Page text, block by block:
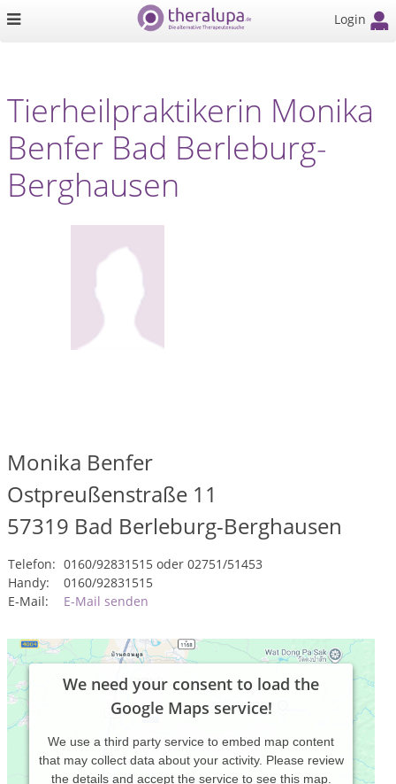
Login
Tierheilpraktikerin Monika
Benfer Bad Berleburg-
Berghausen
Monika Benfer
Ostpreußenstraße 11
57319 Bad Berleburg-Berghausen
Telefon: 0160/92831515 oder 02751/51453
Handy:
0160/92831515
E-Mail:
E-Mail senden
We need your consent to load the
Google Maps service!
We use a third party service to embed map content
that may collect data about your activity. Please review
the details and accept the service to see this map.